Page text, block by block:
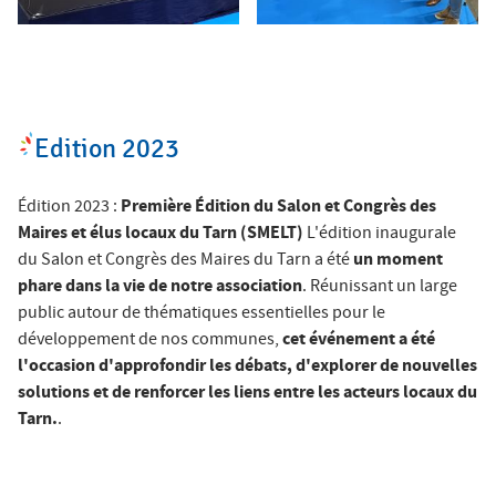
Edition 2023
Édition 2023 : Première Édition du Salon et Congrès des
Maires et élus locaux du Tarn (SMELT) L'édition inaugurale
du Salon et Congrès des Maires du Tarn a été un moment
phare dans la vie de notre association. Réunissant un large
public autour de thématiques essentielles pour le
développement de nos communes, cet événement a été
l'occasion d'approfondir les débats, d'explorer de nouvelles
solutions et de renforcer les liens entre les acteurs locaux du
Tarn..